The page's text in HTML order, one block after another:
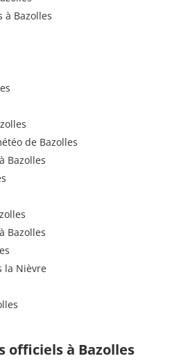
à Bazolles
de Bazolles
Bazolles
Bazolles
la Nièvre
officiels à Bazolles